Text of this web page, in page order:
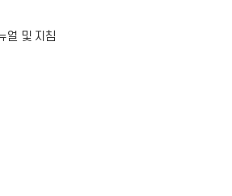
얼 및 지침